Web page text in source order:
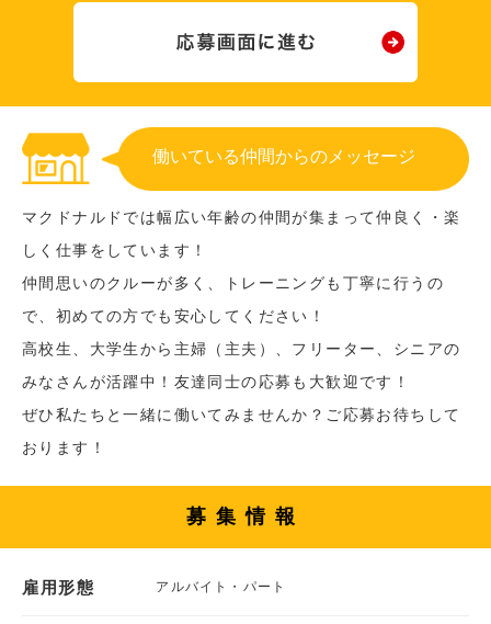
働いている仲間からのメッセージ
マクドナルドでは幅広い年齢の仲間が集まって仲良く・楽
しく仕事をしています！
仲間思いのクルーが多く、トレーニングも丁寧に行うの
で、初めての方でも安心してください！
高校生、大学生から主婦（主夫）、フリーター、シニアの
みなさんが活躍中！友達同士の応募も大歓迎です！
ぜひ私たちと一緒に働いてみませんか？ご応募お待ちして
おります！
募集情報
雇用形態 アルバイト・パート